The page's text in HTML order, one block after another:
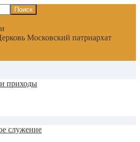
Московский патриархат
приходы
служение